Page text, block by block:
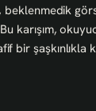
beklenmedik
karışım,
bir şaşkınlıkla